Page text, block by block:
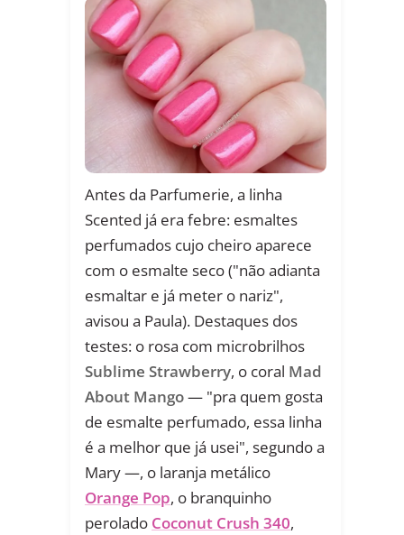
Antes da Parfumerie, a linha
Scented já era febre: esmaltes
perfumados cujo cheiro aparece
com o esmalte seco ("não adianta
esmaltar e já meter o nariz",
avisou a Paula). Destaques dos
testes: o rosa com microbrilhos
Sublime Strawberry, o coral Mad
About Mango— "pra quem gosta
de esmalte perfumado, essa linha
é a melhor que já usei", segundo a
Mary —, o laranja metálico
Orange Pop, o branquinho
perolado Coconut Crush 340,